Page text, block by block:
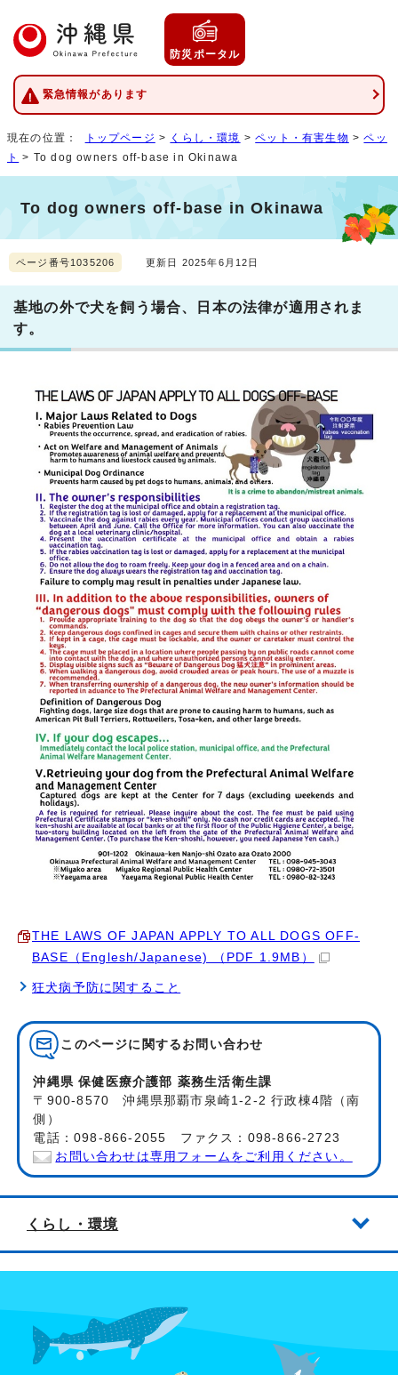
防災ポータル
緊急情報があります
現在の位置： トップページ > くらし・環境 >ペット・有害生物 >ペッ
ト > To dog owners off-base in Okinawa
To dog owners off-base in Okinawa
ページ番号1035206 更新日 2025年6月12日
基地の外で犬を飼う場合、日本の法律が適用されま
す。
THE LAWS OF JAPAN APPLY TO ALL DOGS OFF-
BASE（Englesh/Japanese) （PDF 1.9MB）
狂犬病予防に関すること
このページに関する お問い合わせ
沖縄県 保健医療介護部 薬務生活衛生課
〒900-8570 沖縄県那覇市泉崎1-2-2 行政棟4階（南
側）
電話：098-866-2055 ファクス：098-866-2723
お問い合わせは専用フォームをご利用ください。
くらし・環境